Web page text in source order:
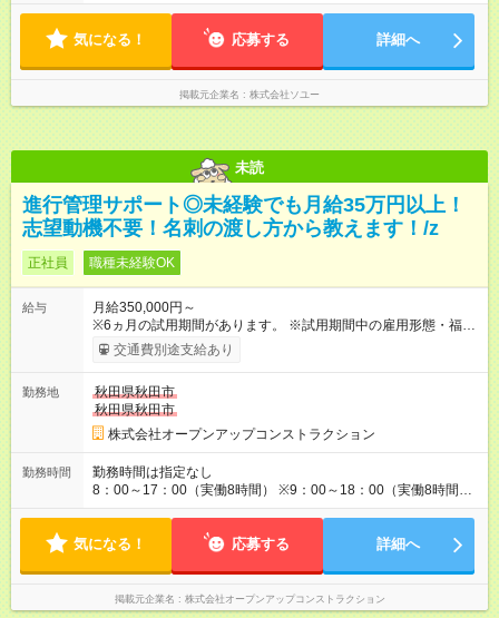
気になる！ 応募する 詳細へ
掲載元企業名 株式会社ソユー
未読
進行管理サポート◎未経験でも月給35万円以上！
志望動機不要！名刺の渡し方から教えます！/z
正社員 職種未経験OK
給与
月給350,000円～
※6ヵ月の試用期間があります。 ※試用期間中の雇用形態・福利
厚生は変わりません。 ◎固定残業代（60時間分／11万円～）含
む／超過分別途支給 ＜未経験でも月給が高い理由＞ 新しい仕事
んなとき、お金の面で不安があれば、仕事が手につきません。
収入面で安心できれば、仕事に集中できる。その考えから、夢
真では未経験でも月給35万円以上にしています。
交通費別途支給あり
勤務地
秋田県秋田市
秋田県秋田市
株式会社オープンアップコンストラクション
勤務時間
勤務時間は指定なし
8：00～17：00（実働8時間） ※9：00～18：00（実働8時間）
の勤務地もあります。
気になる！ 応募する 詳細へ
掲載元企業名 株式会社オープンアップコンストラクション